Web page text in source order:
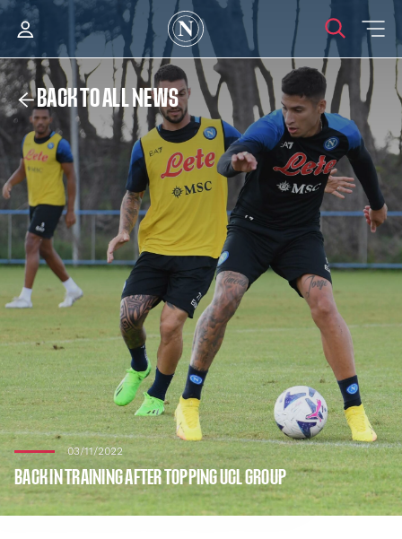
BACK TO ALL NEWS
03/11/2022
BACK IN TRAINING AFTER TOPPING UCL GROUP